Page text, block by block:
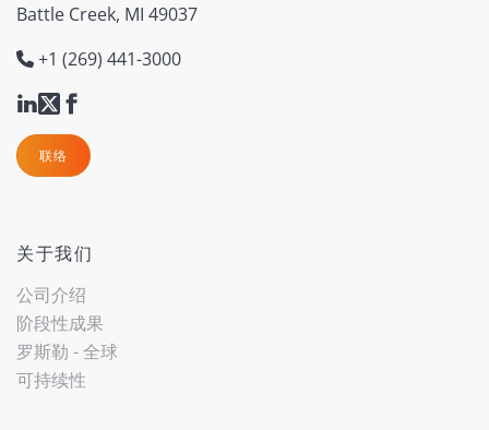
Battle Creek, MI 49037
+1 (269) 441-3000
联络
关于我们
公司介绍
阶段性成果
罗斯勒 - 全球
可持续性